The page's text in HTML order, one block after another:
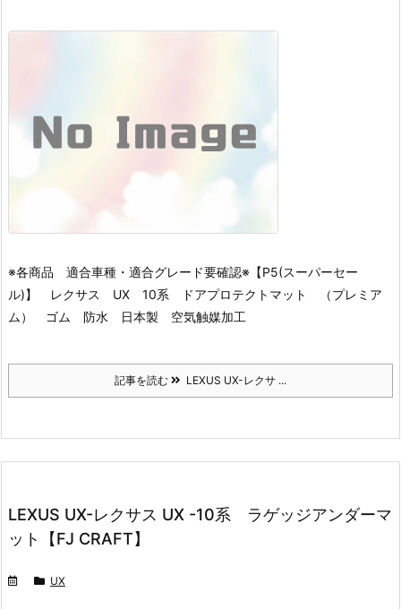
※各商品 適合車種・適合グレード要確認※ 【P5(スーパーセー
ル)】 レクサス UX 10系 ドアプロテクトマット （プレミア
ム） ゴム 防水 日本製 空気触媒加工
記事を読む LEXUS UX-レクサ ...
LEXUS UX-レクサス UX -10系 ラゲッジアンダーマ
ット【FJ CRAFT】
UX